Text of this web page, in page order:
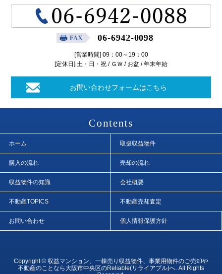
06-6942-0098
[営業時間] 09：00～19：00
[定休日] 土・日・祝 / ＧＷ / お盆 / 年末年始
お問い合わせフォームはこちら
Contents
ホーム 取扱収益物件
購入の流れ 売却の流れ
収益物件の知識 会社概要
不動産TOPICS 不動産売却査定
お問い合わせ 個人情報保護方針
Copyright © 収益マンション、一棟売り収益物件、事業用物件のご売却や
不動産のことなら大阪市中央区のReliable(リライアブル)へ. All Rights